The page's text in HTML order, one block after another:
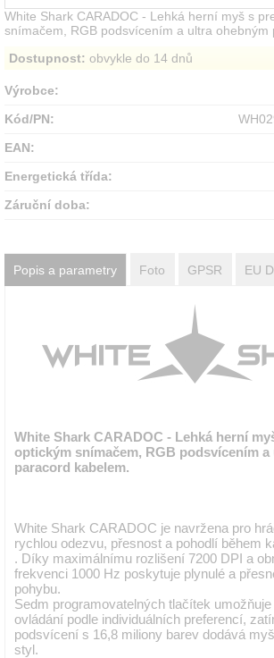
White Shark CARADOC - Lehká herní myš s
snímačem, RGB podsvícením a ultra ohebným
Dostupnost: obvykle do 14 dnů
Výrobce:
Kód/PN:
EAN:
Energetická třída:
Záruční doba:
Popis a parametry Foto GPSR EU
White Shark CARADOC - Lehká herní
optickým snímačem, RGB podsvícením
paracord kabelem.
White Shark CARADOC je navržena pro
rychlou odezvu, přesnost a pohodlí během
. Díky maximálnímu rozlišení 7200 DPI a
frekvenci 1000 Hz poskytuje plynulé a
pohybu.
Sedm programovatelných tlačítek
ovládání podle individuálních preferencí,
podsvícení s 16,8 miliony barev dodává
styl.